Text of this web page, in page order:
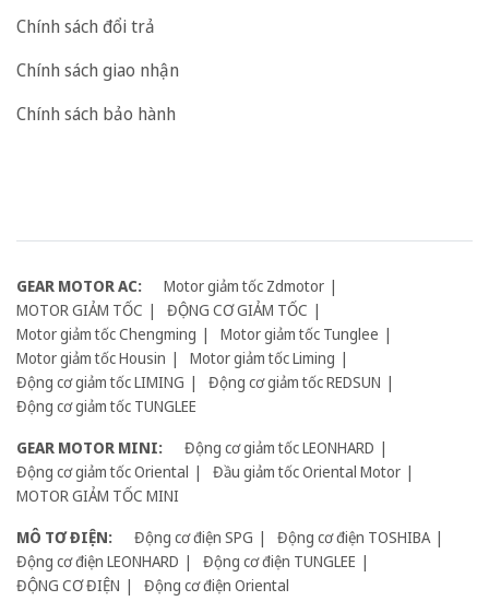
Chính sách đổi trả
Chính sách giao nhận
Chính sách bảo hành
GEAR MOTOR AC:
Motor giảm tốc Zdmotor
MOTOR GIẢM TỐC
ĐỘNG CƠ GIẢM TỐC
Motor giảm tốc Chengming
Motor giảm tốc Tunglee
Motor giảm tốc Housin
Motor giảm tốc Liming
Động cơ giảm tốc LIMING
Động cơ giảm tốc REDSUN
Động cơ giảm tốc TUNGLEE
GEAR MOTOR MINI:
Động cơ giảm tốc LEONHARD
Động cơ giảm tốc Oriental
Đầu giảm tốc Oriental Motor
MOTOR GIẢM TỐC MINI
MÔ TƠ ĐIỆN:
Động cơ điện SPG
Động cơ điện TOSHIBA
Động cơ điện LEONHARD
Động cơ điện TUNGLEE
ĐỘNG CƠ ĐIỆN
Động cơ điện Oriental